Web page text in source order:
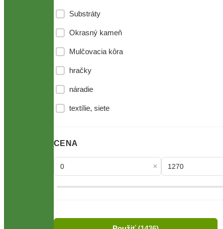
Substráty
Okrasný kameň
Mulčovacia kôra
hračky
náradie
textílie, siete
Vianočný tovar
CENA
×